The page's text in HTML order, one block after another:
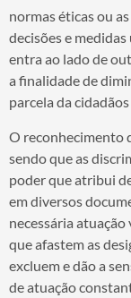
normas éticas ou
decisões e
entra ao lado de
a finalidade de
parcela da
O reconhecimento
sendo que as
poder que atribui
em diversos
necessária
que afastem as
excluem e dão a
de atuação